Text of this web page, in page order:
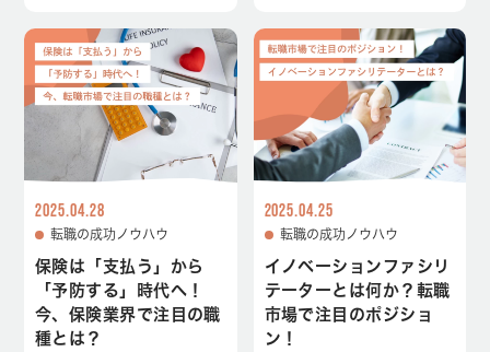
2025.04.28
転職の成功ノウハウ
保険は「支払う」から
「予防する」時代へ！
今、保険業界で注目の職
種とは？
2025.04.25
転職の成功ノウハウ
イノベーションファシリ
テーターとは何か？転職
市場で注目のポジショ
ン！